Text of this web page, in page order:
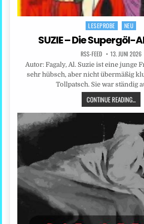
Posted
in
LESEPROBE NEU
SUZIE – Die Supergöl-
RSS-FEED 13. JUNI 2026
Autor: Fagaly, Al. Suzie ist eine junge
sehr hübsch, aber nicht übermäßig
Tollpatsch. Sie war ständig
CONTINUE READING...